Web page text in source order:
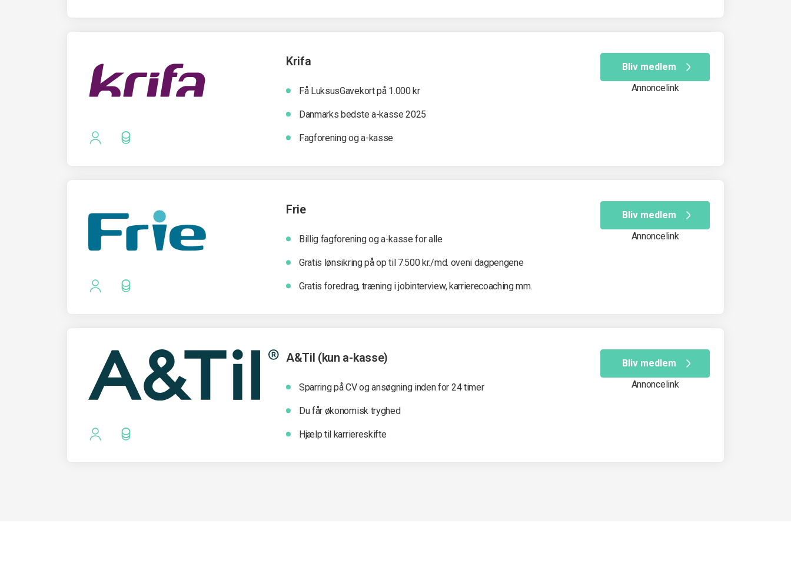
Krifa
Få LuksusGavekort på 1.000 kr
Danmarks bedste a-kasse 2025
Fagforening og a-kasse
Bliv medlem
Annoncelink
Frie
Billig fagforening og a-kasse for alle
Gratis lønsikring på op til 7.500 kr./md. oveni dagpengene
Gratis foredrag, træning i jobinterview, karrierecoaching mm.
Bliv medlem
Annoncelink
A&Til (kun a-kasse)
Sparring på CV og ansøgning inden for 24 timer
Du får økonomisk tryghed
Hjælp til karriereskifte
Bliv medlem
Annoncelink